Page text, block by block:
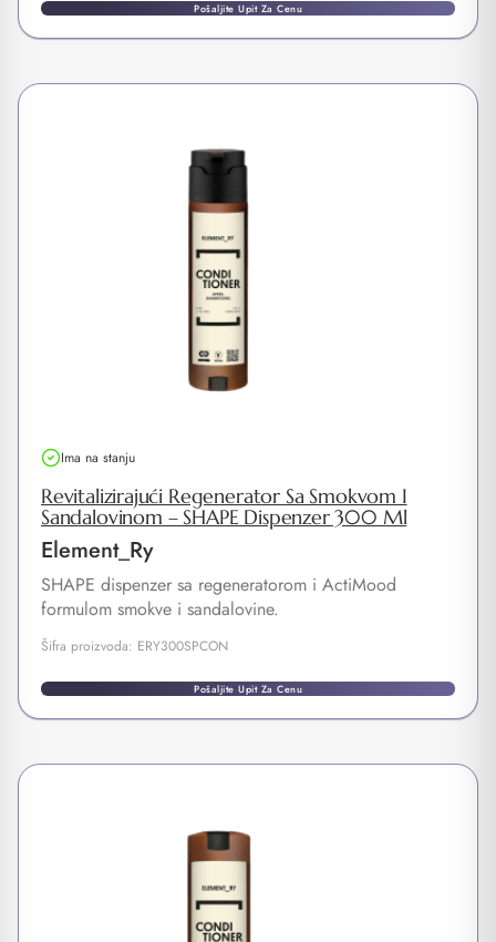
Pošaljite Upit Za Cenu
Ima na stanju
Revitalizirajući Regenerator Sa Smokvom I
Sandalovinom – SHAPE Dispenzer 300 Ml
Element_Ry
SHAPE dispenzer sa regeneratorom i ActiMood
formulom smokve i sandalovine.
Šifra proizvoda: ERY300SPCON
Pošaljite Upit Za Cenu